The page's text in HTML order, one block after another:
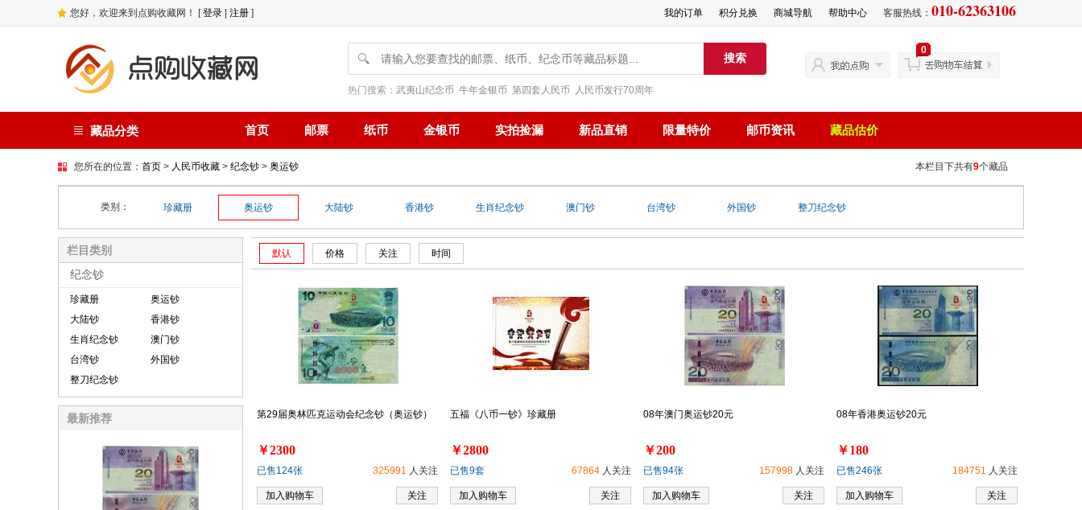
您好，欢迎来到点购收藏网！ [登录 注册 ] 客服热线： 010-62363106
帮助中心
商城导航
积分兑换
我的订单
🔍 搜索
热门搜索： 武夷山纪念币 牛年金银币 第四套人民币 人民币发行70周年
0
藏品分类 首页 邮票 纸币 金银币 实拍捡漏 新品直销 限量特价 邮币资讯 藏品估价
本栏目下共有9个藏品
您所在的位置： 首页 > 人民币收藏 > 纪念钞 > 奥运钞
类别： 珍藏册 奥运钞 大陆钞 香港钞 生肖纪念钞 澳门钞 台湾钞 外国钞 整刀纪念钞
栏目类别
纪念钞
珍藏册
奥运钞
大陆钞
香港钞
生肖纪念钞
澳门钞
台湾钞
外国钞
整刀纪念钞
最新推荐
默认 价格 关注 时间
第29届奥林匹克运动会纪念钞（奥运钞）
￥2300
325991 人关注
已售124张
关注
加入购物车
五福《八币一钞》珍藏册
￥2800
67864 人关注
已售9套
关注
加入购物车
08年澳门奥运钞20元
￥200
157998 人关注
已售94张
关注
加入购物车
08年香港奥运钞20元
￥180
184751 人关注
已售246张
关注
加入购物车